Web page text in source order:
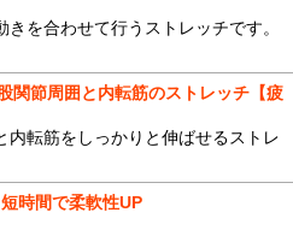
を合わせて行うストレッチです。
関節周囲と内転筋のストレッチ【疲
内転筋をしっかりと伸ばせるストレ
時間で柔軟性UP